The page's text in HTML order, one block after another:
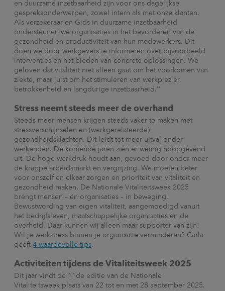
en duurzame inzetbaarheid zijn voor ons dagelijkse
gespreksonderwerpen, zowel intern als met onze klanten.
Als verzekeraar en Gids in duurzame inzetbaarheid
ondersteunen we organisaties in het bevorderen van de
gezondheid en productiviteit van hun medewerkers. Dit
doen we door werkgevers te informeren over bijvoorbeeld
interventies en het bieden van concrete oplossingen. We
geloven dat vitaliteit niet alleen gaat om het voorkomen van
ziekte, maar juist om het stimuleren van werkplezier,
betrokkenheid en langdurige inzetbaarheid.''
Stress neemt steeds meer de overhand
Steeds meer mensen krijgen steeds vaker te maken met
stressverschijnselen en (werkgerelateerde)
gezondheidsklachten. Dit leidt tot meer uitval onder
werkenden. De komende jaren zien er weinig hoopgevend
uit. De hoge werkdruk houdt aan, gevoed door onder meer
de krappe arbeidsmarkt en vergrijzing. We moeten beter
voor onszelf en elkaar zorgen en prioriteit van vitaliteit en
gezondheid maken. De Nationale Vitaliteitsweek 2025
brengt mensen – én organisaties – in beweging.
Bewustwording van eigen vitaliteit, aangemoedigd vanuit
het bedrijfsleven, maatschappelijke organisaties en de
overheid. Daar kunnen wij alleen maar supporter van zijn!
Wil je werkstress binnen je organisatie verminderen? Carla
geeft 4 waardevolle tips.
Activiteiten tijdens de Vitaliteitsweek 2025
Dit jaar vindt de 11de editie van de Nationale
Vitaliteitsweek plaats van 22 tot en met 28 september 2025.